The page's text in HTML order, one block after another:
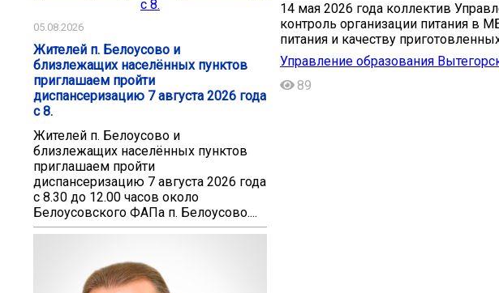
05.08.2026
Жителей п. Белоусово и
близлежащих населённых пунктов
приглашаем пройти
диспансеризацию 7 августа 2026 года
с 8.
Жителей п. Белоусово и
близлежащих населённых пунктов
приглашаем пройти
диспансеризацию 7 августа 2026 года
с 8.30 до 12.00 часов около
Белоусовского ФАПа п. Белоусово....
14 мая 2026 года коллектив
контроль организации питания в
питания и качеству
Управление образования
89